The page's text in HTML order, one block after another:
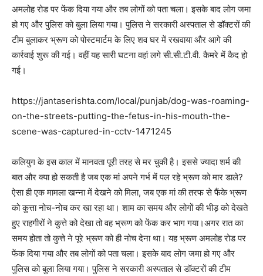
अमलोह रोड पर फेंक दिया गया और तब लोगों को पता चला। इसके बाद लोग जमा
हो गए और पुलिस को बुला लिया गया। पुलिस ने सरकारी अस्पताल से डॉक्टरों की
टीम बुलाकर भ्रूण को पोस्टमार्टम के लिए शव घर में रखवाया और आगे की
कार्रवाई शुरू की गई। वहीं यह सारी घटना वहां लगे सी.सी.टी.वी. कैमरे में कैद हो
गई।
https://jantaserishta.com/local/punjab/dog-was-roaming-
on-the-streets-putting-the-fetus-in-his-mouth-the-
scene-was-captured-in-cctv-1471245
कलियुग के इस काल में मानवता पूरी तरह से मर चुकी है। इससे ज्यादा शर्म की
बात और क्या हो सकती है जब एक मां अपने गर्भ में पल रहे भ्रूण को मार डाले?
ऐसा ही एक मामला खन्ना में देखने को मिला, जब एक मां की तरफ से फैंके भ्रूण
को कुत्ता नोच-नोच कर खा रहा था। शाम का समय और लोगों की भीड़ को देखते
हुए राहगीरों ने कुत्ते को देखा तो वह भ्रूण को फेंक कर भाग गया।अगर रात का
समय होता तो कुत्ते ने पूरे भ्रूण को ही नोच देना था। यह भ्रूण अमलोह रोड पर
फेंक दिया गया और तब लोगों को पता चला। इसके बाद लोग जमा हो गए और
पुलिस को बुला लिया गया। पुलिस ने सरकारी अस्पताल से डॉक्टरों की टीम